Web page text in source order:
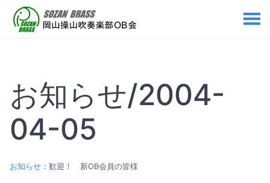
お知らせ/2004-
04-05
お知らせ ：歓迎！ 新OB会員の皆様